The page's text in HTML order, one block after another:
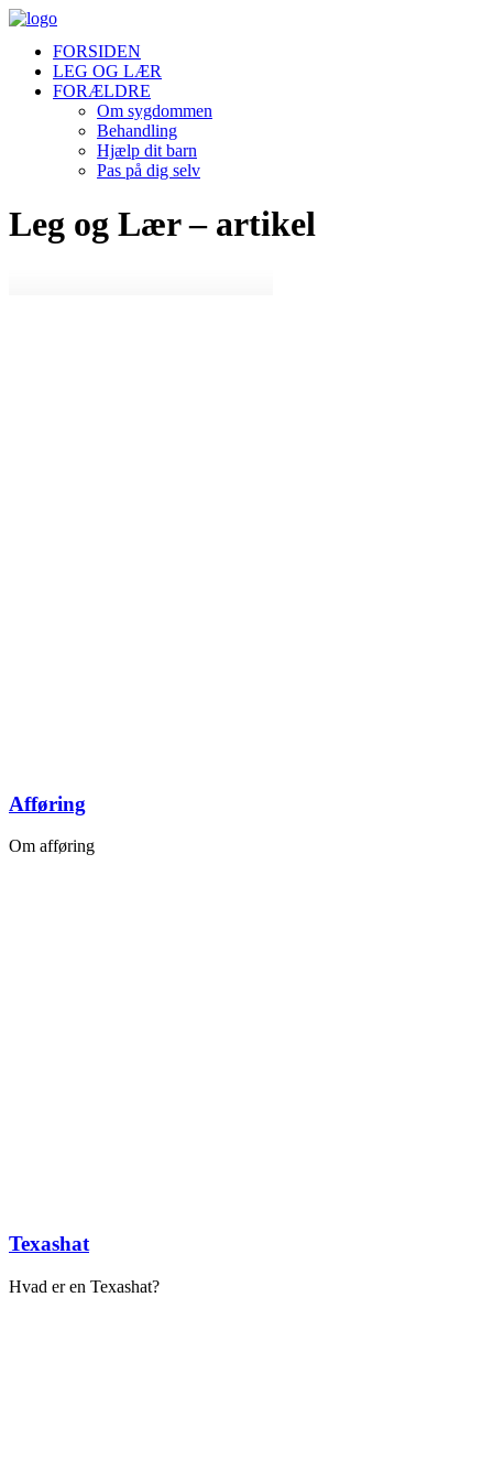
FORSIDEN
LEG OG LÆR
FORÆLDRE
Om sygdommen
Behandling
Hjælp dit barn
Pas på dig selv
Leg og Lær – artikel
Afføring
Om afføring
Texashat
Hvad er en Texashat?